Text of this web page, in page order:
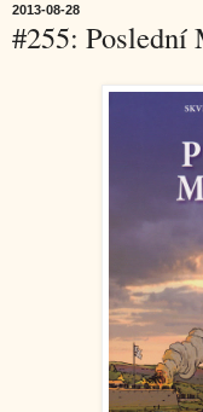
2013-08-28
#255: Poslední